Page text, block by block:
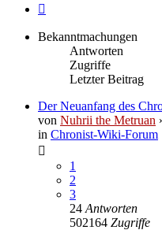
Bekanntmachungen
Antworten
Zugriffe
Letzter Beitrag
Der Neuanfang des
von Nuhrii the Metruan
in Chronist-Wiki-Forum
1
2
3
24 Antworten
502164 Zugriffe